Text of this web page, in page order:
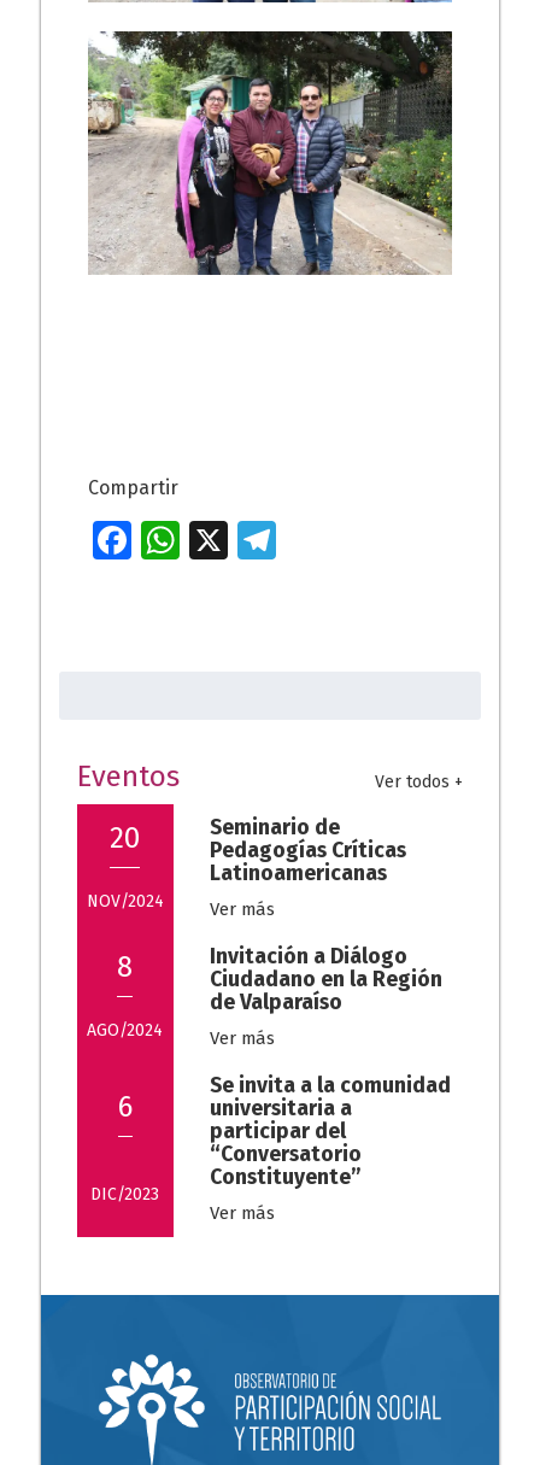
Compartir
Fa W
p
X
T
Eventos Ver todos +
20
NOV/2024
Seminario de
Pedagogías Críticas
Latinoamericanas
Ver más
8
AGO/2024
Invitación a Diálogo
Ciudadano en la Región
de Valparaíso
Ver más
6
DIC/2023
Se invita a la comunidad
universitaria a
participar del
“Conversatorio
Constituyente”
Ver más